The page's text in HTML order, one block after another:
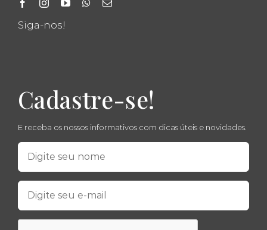
Siga-nos!
Cadastre-se!
E receba os nossos informativos com dicas úteis e novidades.